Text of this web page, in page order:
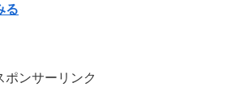
る
ポンサーリンク